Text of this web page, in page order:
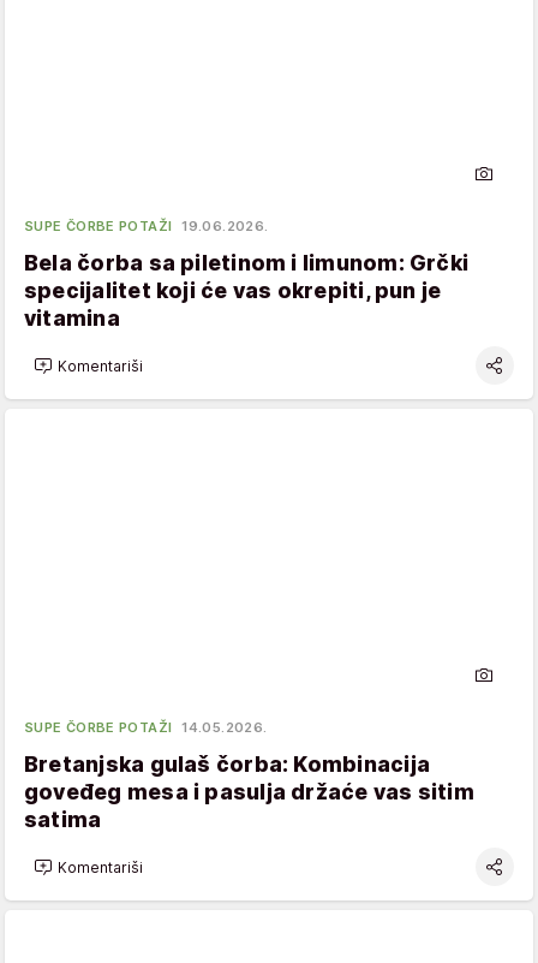
SUPE ČORBE POTAŽI 19.06.2026.
Bela čorba sa piletinom i limunom: Grčki
specijalitet koji će vas okrepiti, pun je
vitamina
Komentariši
SUPE ČORBE POTAŽI 14.05.2026.
Bretanjska gulaš čorba: Kombinacija
goveđeg mesa i pasulja držaće vas sitim
satima
Komentariši